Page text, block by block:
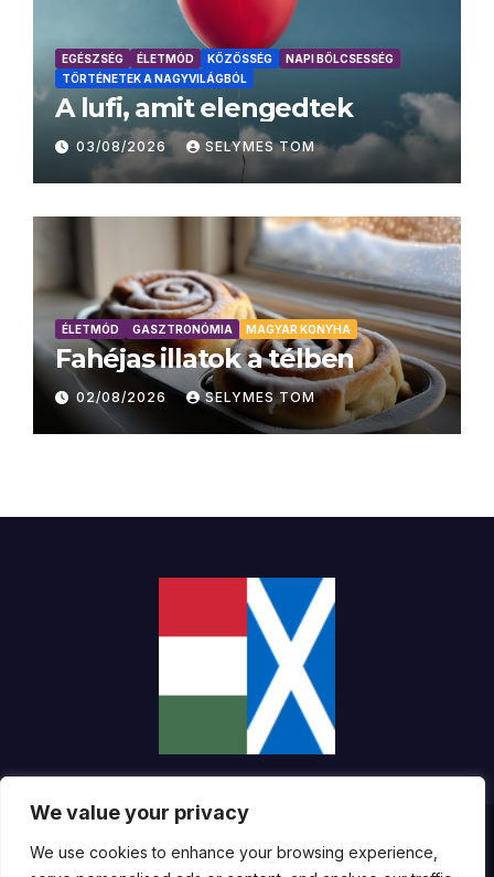
We value your privacy
We use cookies to enhance your browsing experience,
EGÉSZSÉG ÉLETMÓD KÖZÖSSÉG
NAPI BÖLCSESSÉG
TÖRTÉNETEK A NAGYVILÁGBÓL
A lufi, amit elengedtek
03/08/2026 SELYMES TOM
ÉLETMÓD GASZTRONÓMIA MAGYAR KONYHA
Fahéjas illatok a télben
02/08/2026 SELYMES TOM
Proudly powered by WordPress |Theme:NewsupbyThemeansar